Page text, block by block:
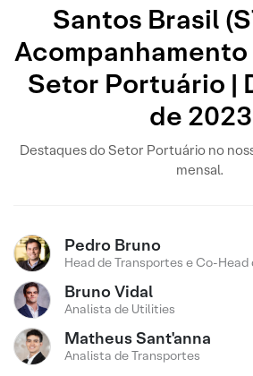
Santos Brasil
Setor Portuário |
de 2023
Destaques do Setor Portuário no
mensal.
Pedro Bruno
Head de Transportes e Co-
Bruno Vidal
Analista de Utilities
Matheus Sant'anna
Analista de Transportes